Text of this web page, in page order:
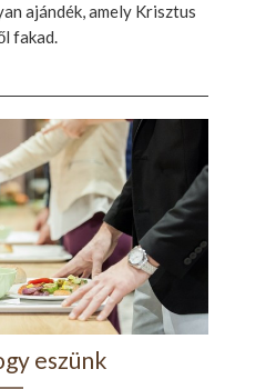
ajándék, amely Krisztus
fakad.
eszünk